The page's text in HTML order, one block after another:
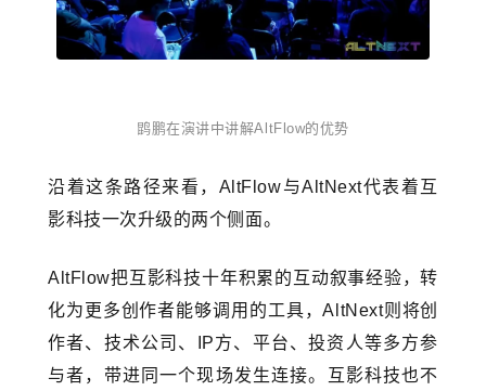
鹍鹏在演讲中讲解AltFlow的优势
沿着这条路径来看，AltFlow与AltNext代表着互
影科技一次升级的两个侧面。
AltFlow把互影科技十年积累的互动叙事经验，转
化为更多创作者能够调用的工具，AltNext则将创
作者、技术公司、IP方、平台、投资人等多方参
与者，带进同一个现场发生连接。互影科技也不